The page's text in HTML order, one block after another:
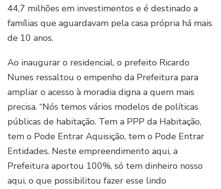
44,7 milhões em investimentos e é destinado a
famílias que aguardavam pela casa própria há mais
de 10 anos.
Ao inaugurar o residencial, o prefeito Ricardo
Nunes ressaltou o empenho da Prefeitura para
ampliar o acesso à moradia digna a quem mais
precisa. “Nós temos vários modelos de políticas
públicas de habitação. Tem a PPP da Habitação,
tem o Pode Entrar Aquisição, tem o Pode Entrar
Entidades. Neste empreendimento aqui, a
Prefeitura aportou 100%, só tem dinheiro nosso
aqui, o que possibilitou fazer esse lindo